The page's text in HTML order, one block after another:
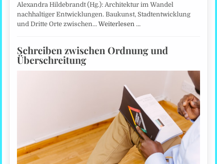
Alexandra Hildebrandt (Hg.): Architektur im Wandel
nachhaltiger Entwicklungen. Baukunst, Stadtentwicklung
und Dritte Orte zwischen…Weiterlesen …
Schreiben zwischen Ordnung und
Überschreitung